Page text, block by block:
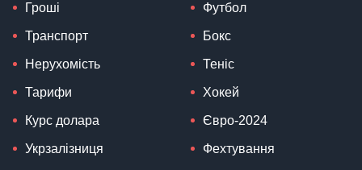
Гроші
Транспорт
Нерухомість
Тарифи
Курс долара
Укрзалізниця
Футбол
Бокс
Теніс
Хокей
Євро-2024
Фехтування